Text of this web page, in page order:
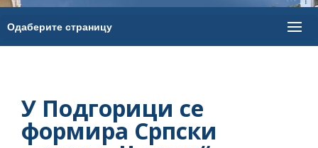
У Подгорици се
формира Српски